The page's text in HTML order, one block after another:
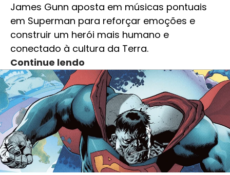
James Gunn aposta em músicas pontuais
em Superman para reforçar emoções e
construir um herói mais humano e
conectado à cultura da Terra.
Continue lendo